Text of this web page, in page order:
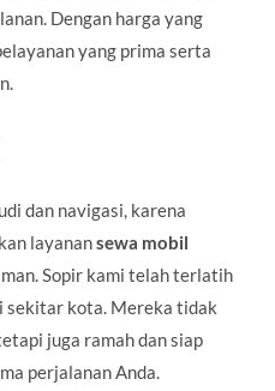
Dengan harga yang
yang prima serta
dan navigasi, karena
layanansewa mobil
Sopir kami telah terlatih
sekitar kota. Mereka tidak
juga ramah dan siap
perjalanan Anda.